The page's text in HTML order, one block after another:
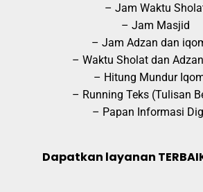
– Jam Waktu
– Jam Masjid
– Jam Adzan dan
– Waktu Sholat dan
– Hitung Mundur
– Running Teks (Tulisan
– Papan Informasi
Dapatkan layanan